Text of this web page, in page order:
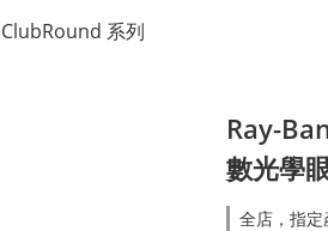
ClubRound 系列
Ray-
數光學
全店，指